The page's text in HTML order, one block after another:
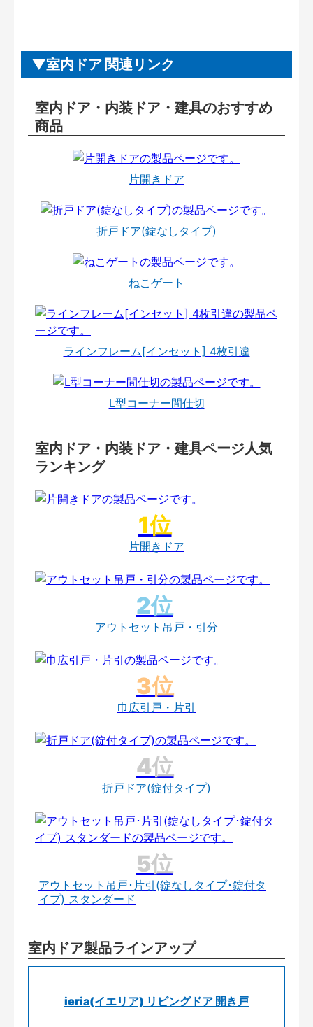
室内ドア 関連リンク
室内ドア・内装ドア・建具のおすすめ
商品
片開きドア
折戸ドア(錠なしタイプ)
ねこゲート
ラインフレーム[インセット] 4枚引違
L型コーナー間仕切
室内ドア・内装ドア・建具ページ人気
ランキング
片開きドア
アウトセット吊戸・引分
巾広引戸・片引
折戸ドア(錠付タイプ)
アウトセット吊戸･片引(錠なしタイプ･錠付タ
イプ) スタンダード
室内ドア製品ラインアップ
ieria(イエリア) リビングドア 開き戸